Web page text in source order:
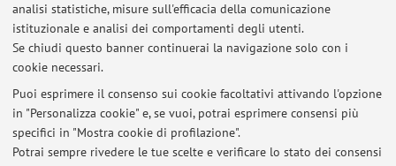
analisi statistiche, misure sull'efficacia della comunicazione
istituzionale e analisi dei comportamenti degli utenti.
Se chiudi questo banner continuerai la navigazione solo con i
cookie necessari.
Puoi esprimere il consenso sui cookie facoltativi attivando l'opzione
in "Personalizza cookie" e, se vuoi, potrai esprimere consensi più
specifici in "Mostra cookie di profilazione".
Potrai sempre rivedere le tue scelte e verificare lo stato dei consensi
Pubblicazioni antecedenti il 2004
Ultimi avvisi
Scopri la Scuola di Specializzazione in Medicina Nucleare di Bologna